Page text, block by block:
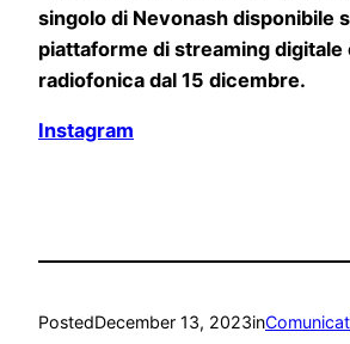
singolo di Nevonash disponibile
piattaforme di streaming digitale
radiofonica dal 15 dicembre.
Instagram
PostedDecember 13, 2023in